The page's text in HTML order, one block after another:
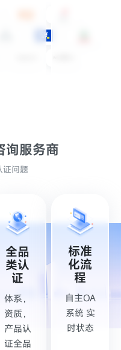
询服务商
证问题
全品
类认
证
体系，
资质，
产品认
证全品
标准
化流
程
自主OA
系统 实
时状态